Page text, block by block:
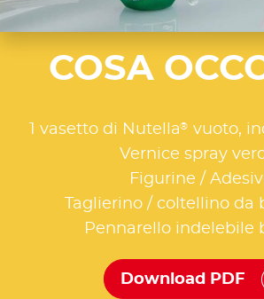
COSA
1 vasetto di Nutella® vuoto,
Vernice spray
Figurine /
Taglierino / coltellino da
Pennarello indelebile
Download PDF